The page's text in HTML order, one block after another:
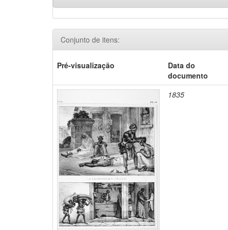
Conjunto de itens:
Pré-visualização
Data do
documento
1835